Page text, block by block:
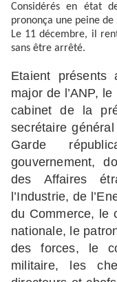
Considérés en état
prononça une peine
Le 11 décembre, il
sans être arrêté.
Etaient présents
major de l’ANP,
cabinet de la
secrétaire
Garde
gouvernement,
des Affaires
l’Industrie, de
du Commerce, le
nationale, le
des forces, le
militaire, les